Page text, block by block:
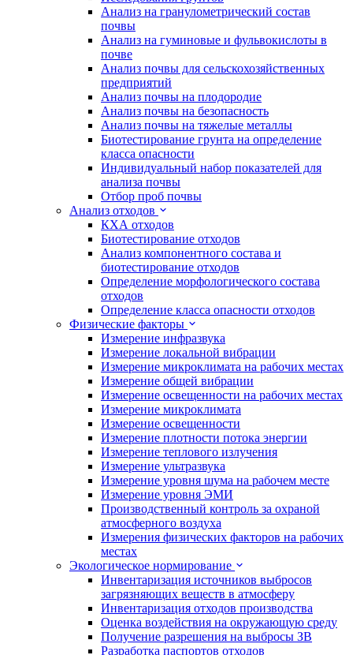
Анализ на гранулометрический состав
почвы
Анализ на гуминовые и фульвокислоты в
почве
Анализ почвы для сельскохозяйственных
предприятий
Анализ почвы на плодородие
Анализ почвы на безопасность
Анализ почвы на тяжелые металлы
Биотестирование грунта на определение
класса опасности
Индивидуальный набор показателей для
анализа почвы
Отбор проб почвы
Анализ отходов
КХА отходов
Биотестирование отходов
Анализ компонентного состава и
биотестирование отходов
Определение морфологического состава
отходов
Определение класса опасности отходов
Физические факторы
Измерение инфразвука
Измерение локальной вибрации
Измерение микроклимата на рабочих местах
Измерение общей вибрации
Измерение освещенности на рабочих местах
Измерение микроклимата
Измерение освещенности
Измерение плотности потока энергии
Измерение теплового излучения
Измерение ультразвука
Измерение уровня шума на рабочем месте
Измерение уровня ЭМИ
Производственный контроль за охраной
атмосферного воздуха
Измерения физических факторов на рабочих
местах
Экологическое нормирование
Инвентаризация источников выбросов
загрязняющих веществ в атмосферу
Инвентаризация отходов производства
Оценка воздействия на окружающую среду
Получение разрешения на выбросы ЗВ
Разработка паспортов отходов